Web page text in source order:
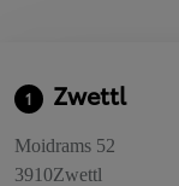
1 Zwettl
Moidrams 52
3910Zwettl